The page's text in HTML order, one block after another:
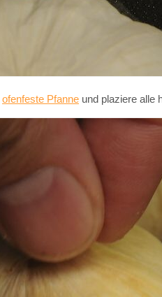
ofenfeste Pfanne und plaziere alle